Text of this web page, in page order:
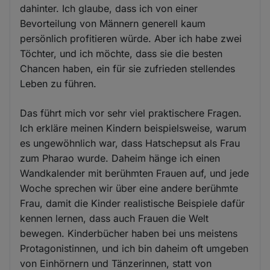
dahinter. Ich glaube, dass ich von einer
Bevorteilung von Männern generell kaum
persönlich profitieren würde. Aber ich habe zwei
Töchter, und ich möchte, dass sie die besten
Chancen haben, ein für sie zufrieden stellendes
Leben zu führen.
Das führt mich vor sehr viel praktischere Fragen.
Ich erkläre meinen Kindern beispielsweise, warum
es ungewöhnlich war, dass Hatschepsut als Frau
zum Pharao wurde. Daheim hänge ich einen
Wandkalender mit berühmten Frauen auf, und jede
Woche sprechen wir über eine andere berühmte
Frau, damit die Kinder realistische Beispiele dafür
kennen lernen, dass auch Frauen die Welt
bewegen. Kinderbücher haben bei uns meistens
Protagonistinnen, und ich bin daheim oft umgeben
von Einhörnern und Tänzerinnen, statt von